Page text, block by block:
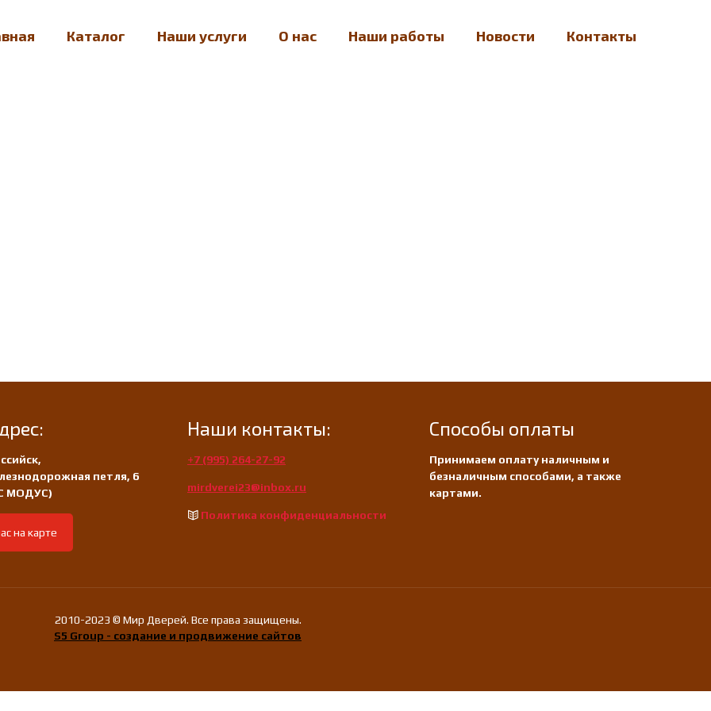
Каталог Наши услуги О нас Наши работы Новости Контакты
петля, 6
МОДУС)
на карте
Наши контакты:
+7 (995) 264-27-92
mirdverei23@inbox.ru
Политика конфиденциальности
Способы оплаты
Принимаем оплату наличным и
безналичным способами, а также
картами.
2010-2023 © Мир Дверей. Все права защищены.
S5 Group - создание и продвижение сайтов